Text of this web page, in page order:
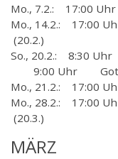
Mo., 7.2.:
Mo., 14.2.:
(20.2.)
So., 20.2.: 8:30
9:00 Uhr
Mo., 21.2.: 17:00
Mo., 28.2.:
(20.3.)
MÄRZ